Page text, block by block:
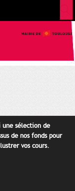
une sélection de
de nos fonds pour
vos cours.